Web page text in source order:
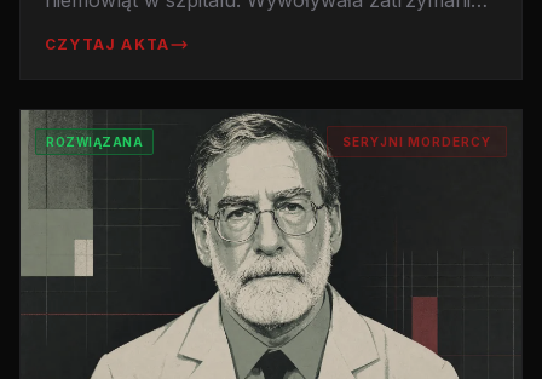
CZYTAJ AKTA
ROZWIĄZANA SERYJNI MORDERCY